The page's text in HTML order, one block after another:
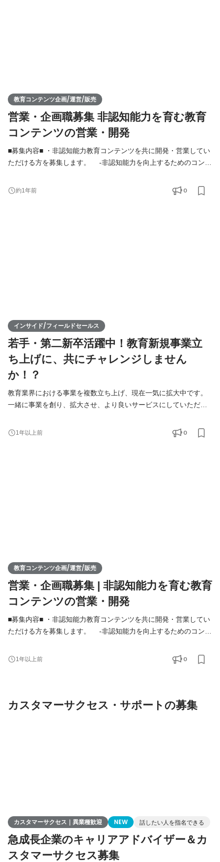
教育コンテンツ企画/運営/販売
営業・企画職募集 非認知能力を育む教育
コンテンツの営業・開発
■募集内容■ ・非認知能力教育コンテンツを共に開発・営業してい
ただける方を募集します。 -非認知能力を向上するためのコンテ
ます。 -コンテンツを広げていくための活動にも従事していただ
きます。 -個人向け：コンテンツを企画し、ブランディング・
約1年前 0
インサイド/フィールドセールス
若手・第二新卒活躍中！教育新規事業立
ち上げに、共にチャレンジしません
か！？
教育業界における事業を複数立ち上げ、現在一気に拡大中です。
一緒に事業を創り、拡大させ、より良いサービスにしていただけ
い！弊社代表野崎のキャリアアドバイザーに関するストーリー：
https://www.wantedly.com/companies/company_847150/post_arti
1年以上前 0
教育コンテンツ企画/運営/販売
営業・企画職募集 | 非認知能力を育む教育
コンテンツの営業・開発
■募集内容■ ・非認知能力教育コンテンツを共に開発・営業してい
ただける方を募集します。 -非認知能力を向上するためのコンテ
ます。 -コンテンツを広げていくための活動にも従事していただ
きます。 -個人向け：コンテンツを企画し、ブランディング・
1年以上前 0
カスタマーサクセス・サポートの募集
カスタマーサクセス｜異業種歓迎 NEW 話したい人を指名できる
急成長企業のキャリアアドバイザー＆カ
スタマーサクセス募集